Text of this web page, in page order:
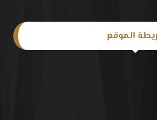
الموقع